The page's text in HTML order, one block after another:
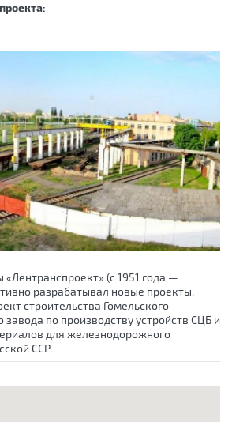
(с 1951 года —
разрабатывал новые проекты.
строительства Гомельского
завода по производству устройств СЦБ и
для железнодорожного
ССР.